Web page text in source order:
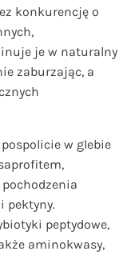
konkurencję o
je w naturalny
zaburzając, a
w glebie
pektyny.
peptydowe,
aminokwasy,